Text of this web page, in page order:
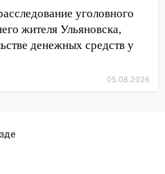
горло: в
с судимым
для женщины
более 14
криминальное
уголовного
жителя Ульяновска,
денежных средств у
05.08.2026